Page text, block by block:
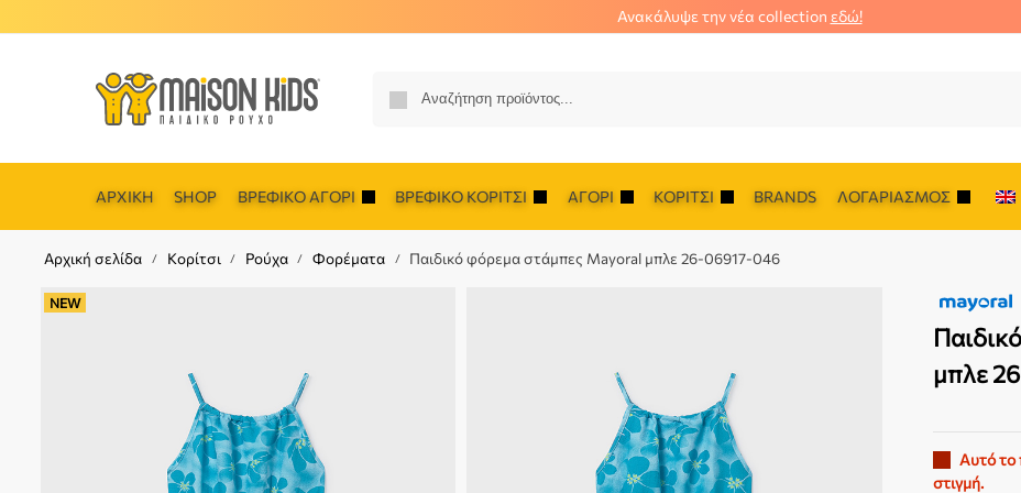
Ανακάλυψε την νέα collection εδώ!
ΑΡΧΙΚΉ SHOP ΒΡΕΦΙΚΌ ΑΓΌΡΙ ΒΡΕΦΙΚΌ ΚΟΡΊΤΣΙ ΑΓΌΡΙ ΚΟΡΊΤΣΙ BRANDS ΛΟΓΑΡΙΑΣΜΌΣ
Αρχική σελίδα / Κορίτσι / Ρούχα / Φορέματα / Παιδικό φόρεμα στάμπες Mayoral μπλε 26-06917-046
NEW
μπλε
Αυτό το
στιγμή.